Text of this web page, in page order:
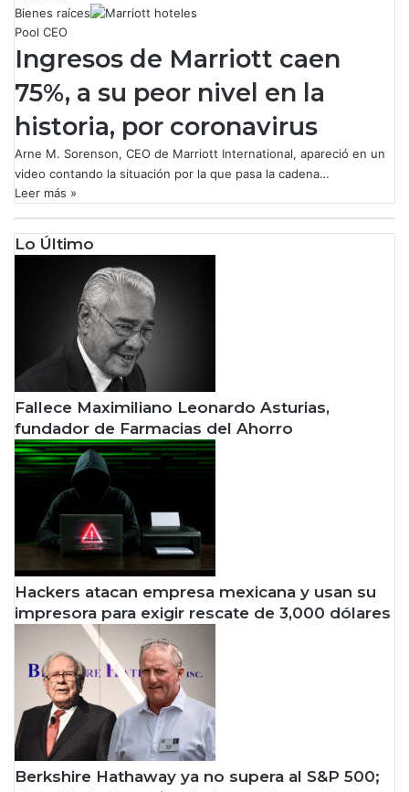
Bienes raíces
Pool CEO
Ingresos de Marriott caen
75%, a su peor nivel en la
historia, por coronavirus
Arne M. Sorenson, CEO de Marriott International, apareció en un
video contando la situación por la que pasa la cadena…
Leer más »
Lo Último
Fallece Maximiliano Leonardo Asturias,
fundador de Farmacias del Ahorro
Hackers atacan empresa mexicana y usan su
impresora para exigir rescate de 3,000 dólares
Berkshire Hathaway ya no supera al S&P 500;